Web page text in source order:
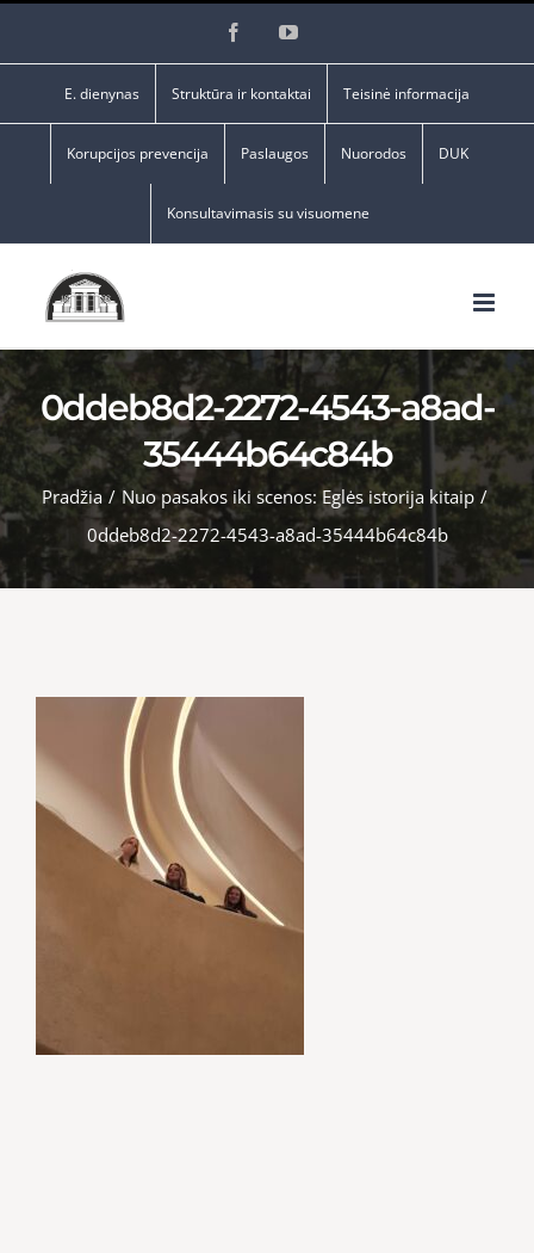
FacebookYouTube
E. dienynas Struktūra ir kontaktai Teisinė informacija
Korupcijos prevencija Paslaugos Nuorodos DUK
Konsultavimasis su visuomene
0ddeb8d2-2272-4543-a8ad-
35444b64c84b
Pradžia / Nuo pasakos iki scenos: Eglės istorija kitaip /
0ddeb8d2-2272-4543-a8ad-35444b64c84b